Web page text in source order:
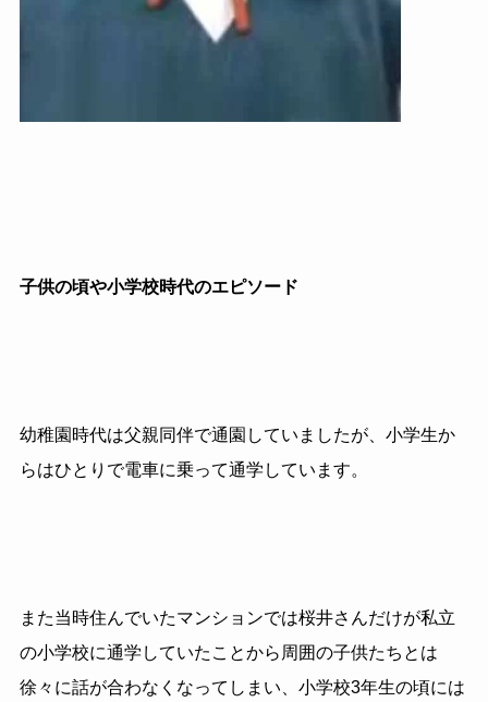
子供の頃や小学校時代のエピソード
幼稚園時代は父親同伴で通園していましたが、小学生か
らはひとりで電車に乗って通学しています。
また当時住んでいたマンションでは桜井さんだけが私立
の小学校に通学していたことから周囲の子供たちとは
徐々に話が合わなくなってしまい、小学校3年生の頃には